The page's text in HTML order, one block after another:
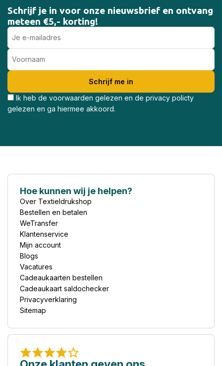
Schrijf je in voor onze nieuwsbrief en ontvang
meteen €5,- korting!
Ik heb de voorwaarden gelezen en de privacy policty
gelezen en ga hiermee akkoord.
Hoe kunnen wij je helpen?
Over Textieldrukshop
Bestellen en betalen
WeTransfer
Klantenservice
Mijn account
Blogs
Vacatures
Cadeaukaarten bestellen
Cadeaukaart saldochecker
Privacyverklaring
Sitemap